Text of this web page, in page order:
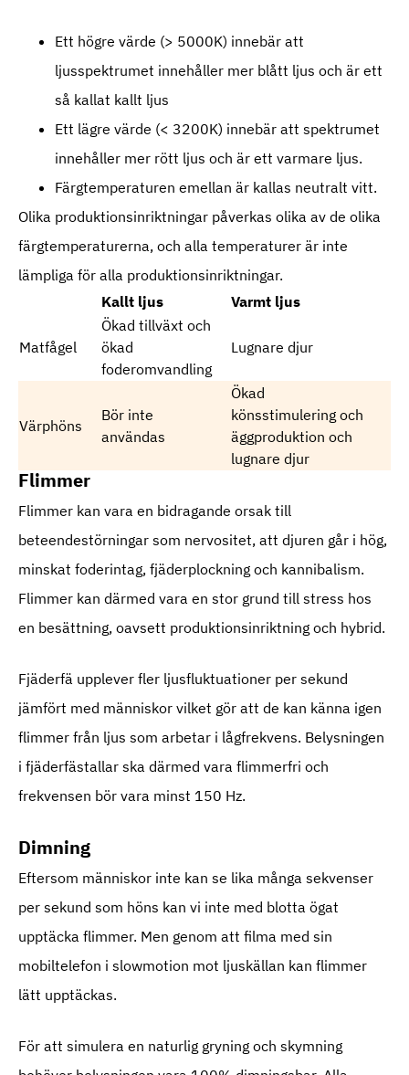
Ett högre värde (> 5000K) innebär att
ljusspektrumet innehåller mer blått ljus och är ett
så kallat kallt ljus
Ett lägre värde (< 3200K) innebär att spektrumet
innehåller mer rött ljus och är ett varmare ljus.
Färgtemperaturen emellan är kallas neutralt vitt.
Olika produktionsinriktningar påverkas olika av de olika
färgtemperaturerna, och alla temperaturer är inte
lämpliga för alla produktionsinriktningar.
Kallt ljus
Varmt ljus
Matfågel
Ökad tillväxt och
ökad
foderomvandling
Lugnare djur
Värphöns
Bör inte
användas
Ökad
könsstimulering och
äggproduktion och
lugnare djur
Flimmer
Flimmer kan vara en bidragande orsak till
beteendestörningar som nervositet, att djuren går i hög,
minskat foderintag, fjäderplockning och kannibalism.
Flimmer kan därmed vara en stor grund till stress hos
en besättning, oavsett produktionsinriktning och hybrid.
Fjäderfä upplever fler ljusfluktuationer per sekund
jämfört med människor vilket gör att de kan känna igen
flimmer från ljus som arbetar i lågfrekvens. Belysningen
i fjäderfästallar ska därmed vara flimmerfri och
frekvensen bör vara minst 150 Hz.
Dimning
Eftersom människor inte kan se lika många sekvenser
per sekund som höns kan vi inte med blotta ögat
upptäcka flimmer. Men genom att filma med sin
mobiltelefon i slowmotion mot ljuskällan kan flimmer
lätt upptäckas.
För att simulera en naturlig gryning och skymning